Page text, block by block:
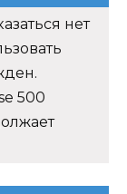
нет
500